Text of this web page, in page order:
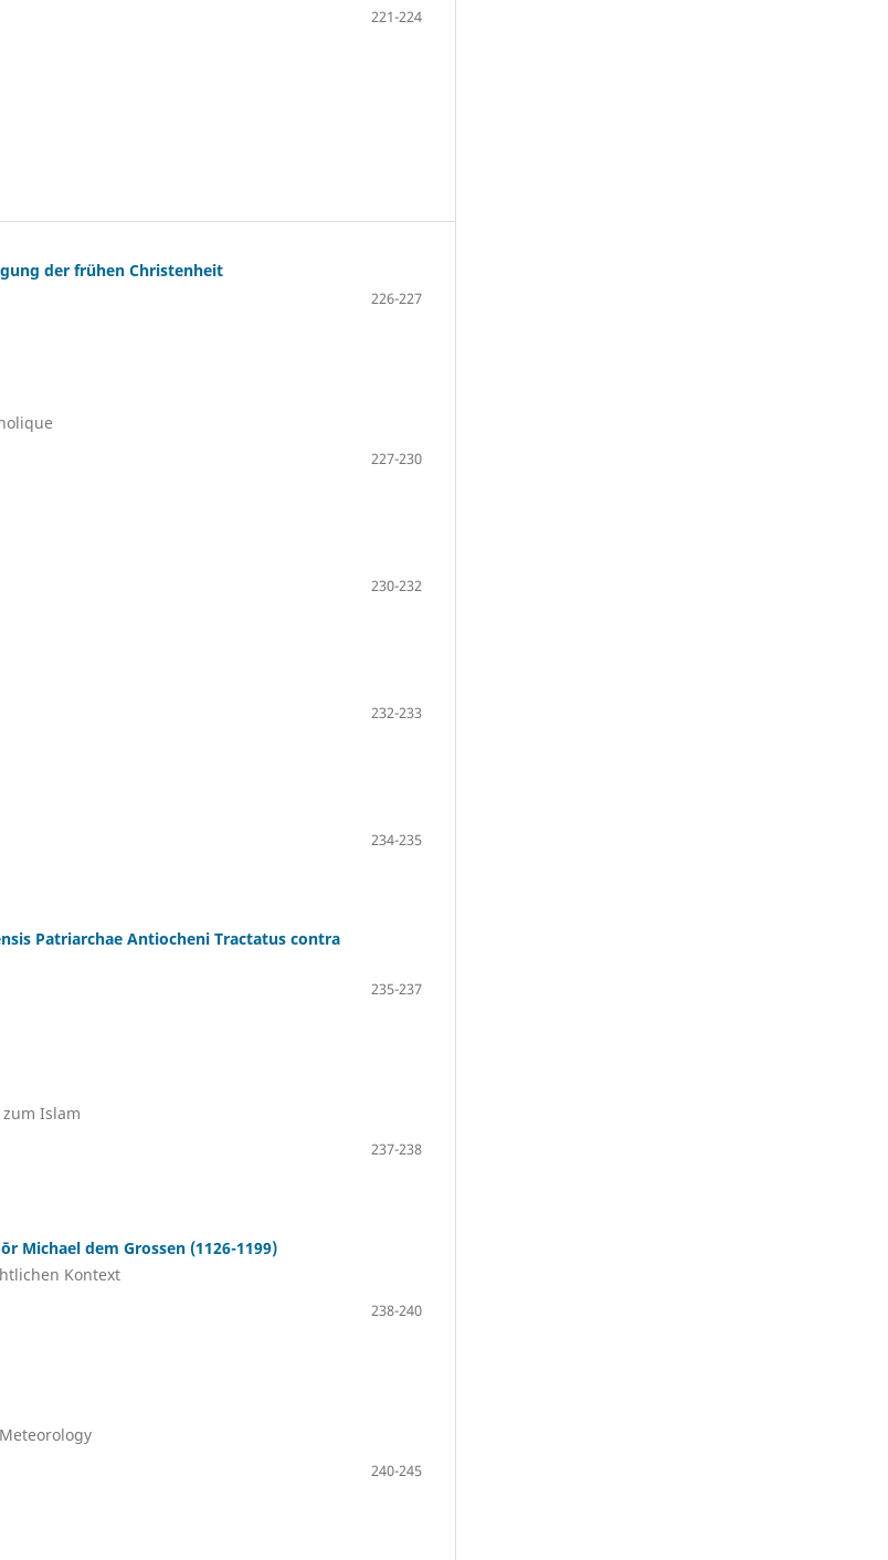
221-224
der frühen Christenheit
226-227
227-230
230-232
232-233
234-235
Patriarchae Antiocheni Tractatus contra
235-237
Islam
237-238
Michael dem Grossen (1126-1199)
Kontext
238-240
240-245